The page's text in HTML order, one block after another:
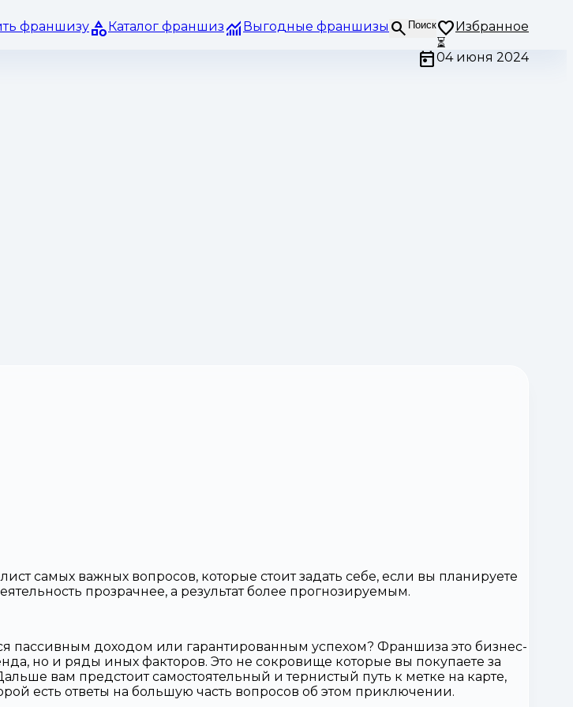
франшизу Каталог франшиз Выгодные франшизы Поиск
Избранное
⏳
04 июня 2024
самых важных вопросов, которые стоит задать себе, если вы планируете
прозрачнее, а результат более прогнозируемым.
пассивным доходом или гарантированным успехом? Франшиза это бизнес-
но и ряды иных факторов. Это не сокровище которые вы покупаете за
вам предстоит самостоятельный и тернистый путь к метке на карте,
есть ответы на большую часть вопросов об этом приключении.